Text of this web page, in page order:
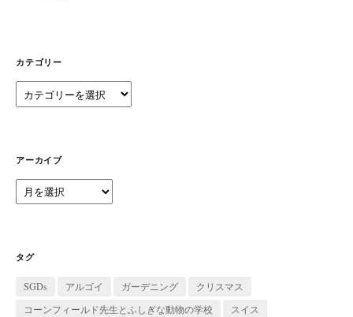
カテゴリー
テ
ー
アーカイブ
ー
ブ
タグ
SGDs アルゴイ ガーデニング
クリスマス
コーンフィールド先生とふしぎな動物の学校
スイス